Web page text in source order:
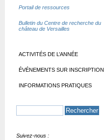
Portail de ressources
Bulletin du Centre de recherche du
château de Versailles
ACTIVITÉS DE L’ANNÉE
ÉVÉNEMENTS SUR INSCRIPTION
INFORMATIONS PRATIQUES
Suivez-nous :